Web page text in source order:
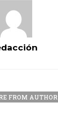
FROM AUTHOR